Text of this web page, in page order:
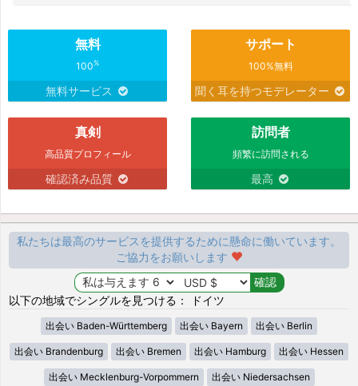
無料
100%
無料サービス
サポート
100%無料
聞く耳を持つモデレーター
真剣
高品質プロフィール
確認済み品質
訪問者
頻繁に訪問される
最高
私たちは最高のサービスを提供するために懸命に働いています。
ご協力をお願いします
以下の地域でシングルを見つける： ドイツ
出会い Baden-Württemberg 出会い Bayern 出会い Berlin
出会い Brandenburg 出会い Bremen 出会い Hamburg 出会い Hessen
出会い Mecklenburg-Vorpommern 出会い Niedersachsen